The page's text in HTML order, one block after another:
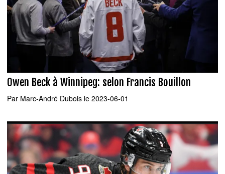
Owen Beck à Winnipeg: selon Francis Bouillon
Par Marc-André Dubois le 2023-06-01